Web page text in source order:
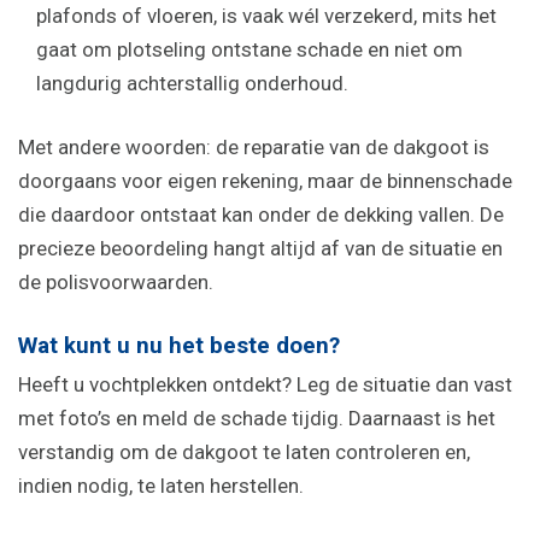
plafonds of vloeren, is vaak wél verzekerd, mits het
gaat om plotseling ontstane schade en niet om
langdurig achterstallig onderhoud.
Met andere woorden: de reparatie van de dakgoot is
doorgaans voor eigen rekening, maar de binnenschade
die daardoor ontstaat kan onder de dekking vallen. De
precieze beoordeling hangt altijd af van de situatie en
de polisvoorwaarden.
Wat kunt u nu het beste doen?
Heeft u vochtplekken ontdekt? Leg de situatie dan vast
met foto’s en meld de schade tijdig. Daarnaast is het
verstandig om de dakgoot te laten controleren en,
indien nodig, te laten herstellen.